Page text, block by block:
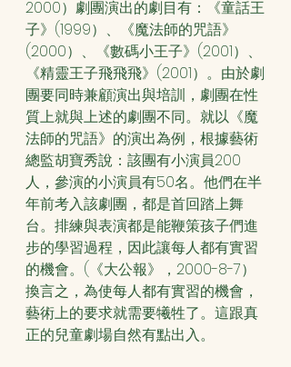
2000）劇團演出的劇目有：《童話王
子》(1999）、《魔法師的咒語》
(2000）、《數碼小王子》(2001）、
《精靈王子飛飛飛》(2001）。由於劇
團要同時兼顧演出與培訓，劇團在性
質上就與上述的劇團不同。就以《魔
法師的咒語》的演出為例，根據藝術
總監胡寶秀說：該團有小演員200
人，參演的小演員有50名。他們在半
年前考入該劇團，都是首回踏上舞
台。排練與表演都是能鞭策孩子們進
步的學習過程，因此讓每人都有實習
的機會。(《大公報》，2000-8-7）
換言之，為使每人都有實習的機會，
藝術上的要求就需要犧牲了。這跟真
正的兒童劇場自然有點出入。